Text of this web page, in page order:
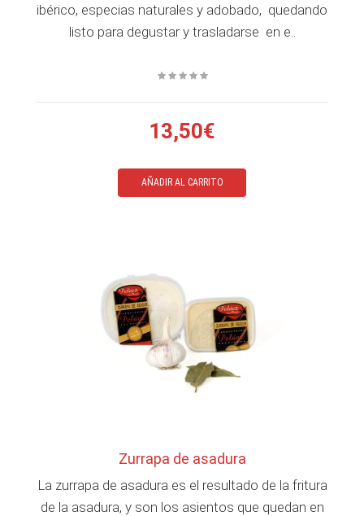
ibérico, especias naturales y adobado, quedando
listo para degustar y trasladarse en e..
13,50€
AÑADIR AL CARRITO
Zurrapa de asadura
La zurrapa de asadura es el resultado de la fritura
de la asadura, y son los asientos que quedan en